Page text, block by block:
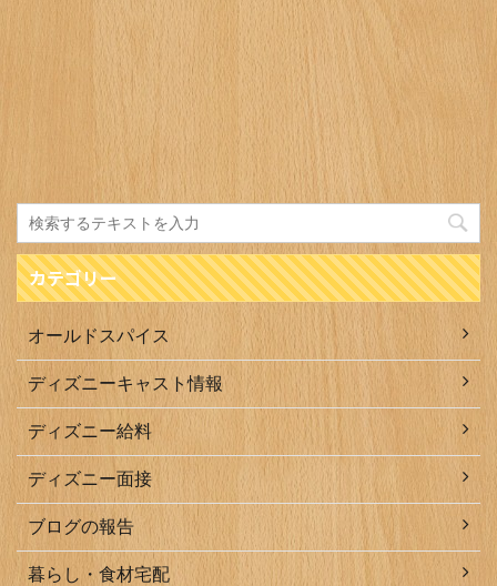
カテゴリー
オールドスパイス
ディズニーキャスト情報
ディズニー給料
ディズニー面接
ブログの報告
暮らし・食材宅配